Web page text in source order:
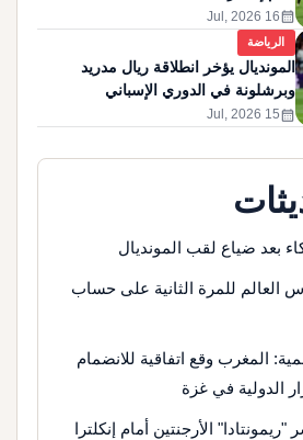
calendar_month
16 Jul, 2026
الرياضة
المونديال يؤخر انطلاقة ريال مدريد
وبرشلونة في الدوري الإسباني
calendar_month
15 Jul, 2026
بعد ضياع لقب المونديال
العالم للمرة الثانية على حساب
المغرب وقع اتفاقية للانضمام
الدولية في غزة
الأرجنتين أمام إنكلترا